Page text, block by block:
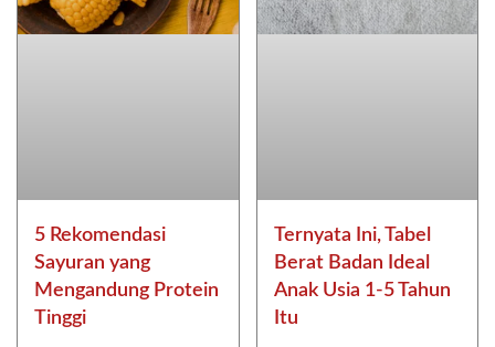
5 Rekomendasi
Sayuran yang
Mengandung Protein
Tinggi
Ternyata Ini, Tabel
Berat Badan Ideal
Anak Usia 1-5 Tahun
Itu